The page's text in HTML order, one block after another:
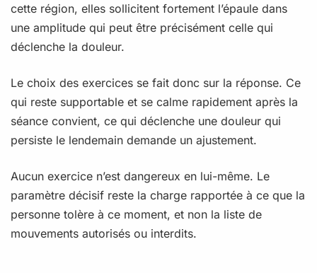
cette région, elles sollicitent fortement l’épaule dans
une amplitude qui peut être précisément celle qui
déclenche la douleur.
Le choix des exercices se fait donc sur la réponse. Ce
qui reste supportable et se calme rapidement après la
séance convient, ce qui déclenche une douleur qui
persiste le lendemain demande un ajustement.
Aucun exercice n’est dangereux en lui-même. Le
paramètre décisif reste la charge rapportée à ce que la
personne tolère à ce moment, et non la liste de
mouvements autorisés ou interdits.